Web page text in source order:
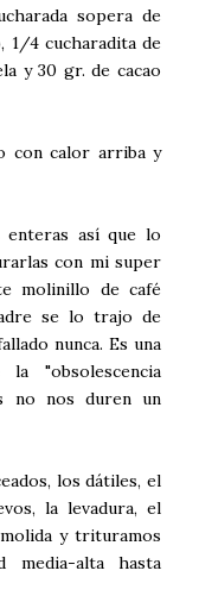
sopera de
1/4 cucharadita de
y 30 gr. de cacao
con calor arriba y
enteras así que lo
con mi super
molinillo de café
se lo trajo de
nunca. Es una
"obsolescencia
no nos duren un
los dátiles, el
la levadura, el
y trituramos
alta hasta